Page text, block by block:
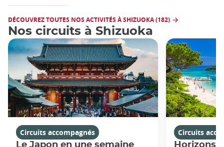
DÉCOUVREZ TOUTES NOS ACTIVITÉS À SHIZUOKA (182)
Nos circuits à Shizuoka
Circuits accompagnés
Le Japon en une semaine
Circuits
Horizons